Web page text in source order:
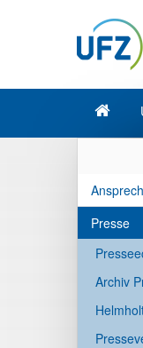
Presse
Archiv